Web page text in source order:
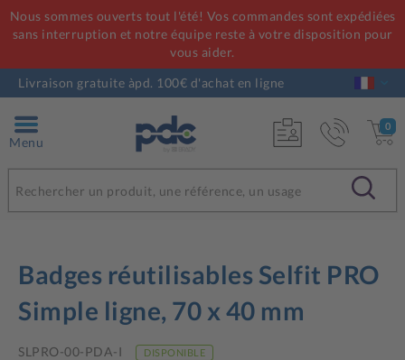
Nous sommes ouverts tout l'été! Vos commandes sont expédiées
sans interruption et notre équipe reste à votre disposition pour
vous aider.
Livraison gratuite àpd. 100€ d'achat en ligne
Menu
0
Badges réutilisables Selfit PRO
Simple ligne, 70 x 40 mm
SLPRO-00-PDA-I DISPONIBLE